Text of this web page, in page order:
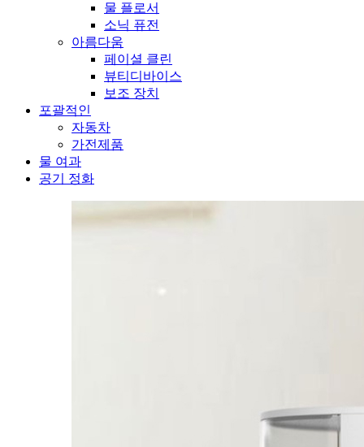
물 플로서
소닉 퓨전
아름다움
페이셜 클린
뷰티디바이스
보조 장치
포괄적인
자동차
가전제품
물 여과
공기 정화